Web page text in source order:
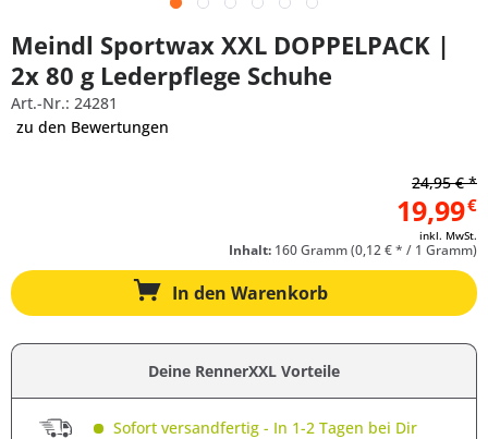
Meindl Sportwax XXL DOPPELPACK |
2x 80 g Lederpflege Schuhe
Art.-Nr.: 24281
zu den Bewertungen
19,99€
inkl. MwSt.
24,95 € *
Inhalt: 160 Gramm (0,12 € * / 1 Gramm)
In den Warenkorb
Deine RennerXXL Vorteile
Sofort versandfertig - In 1-2 Tagen bei Dir